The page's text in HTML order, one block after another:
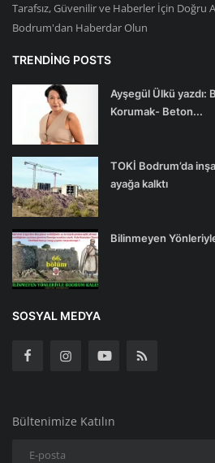
Tarafsız, Güvenilir ve Haberler İçin Doğru
Bodrum'dan Haberdar Olun
TRENDING POSTS
Ayşegül Ülkü yazdı:
Korumak- Beton...
TOKİ Bodrum’da
ayağa kalktı
Bilinmeyen
SOSYAL MEDYA
Bültenimize Katılın